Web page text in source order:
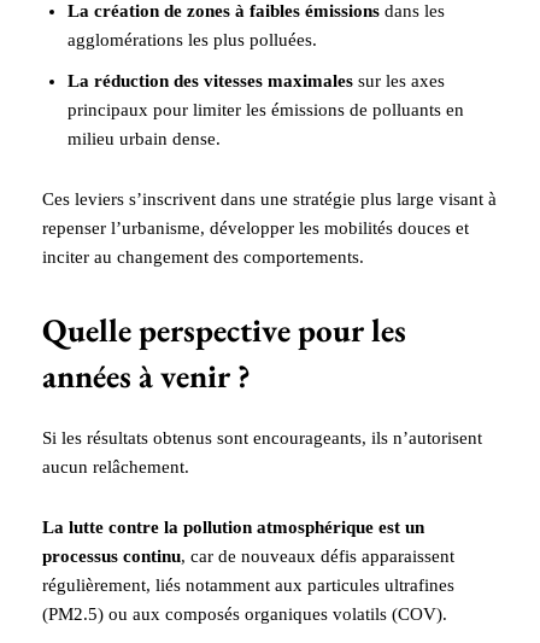
La création de zones à faibles émissions dans les
agglomérations les plus polluées.
La réduction des vitesses maximales sur les axes
principaux pour limiter les émissions de polluants en
milieu urbain dense.
Ces leviers s’inscrivent dans une stratégie plus large visant à
repenser l’urbanisme, développer les mobilités douces et
inciter au changement des comportements.
Quelle perspective pour les
années à venir ?
Si les résultats obtenus sont encourageants, ils n’autorisent
aucun relâchement.
La lutte contre la pollution atmosphérique est un
processus continu, car de nouveaux défis apparaissent
régulièrement, liés notamment aux particules ultrafines
(PM2.5) ou aux composés organiques volatils (COV).